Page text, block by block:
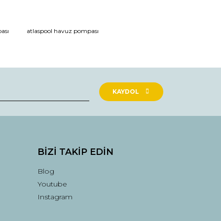
atlaspool havuz pompası
KAYDOL
BİZİ TAKİP EDİN
Blog
Youtube
Instagram